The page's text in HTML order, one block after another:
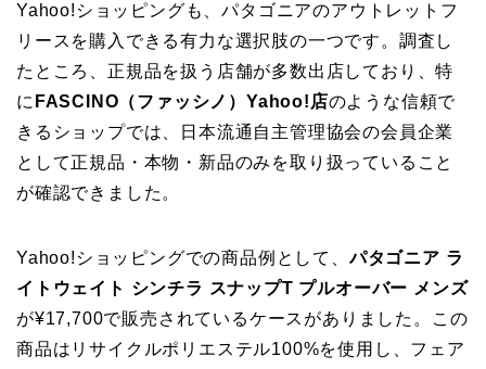
Yahoo!ショッピングも、パタゴニアのアウトレットフ
リースを購入できる有力な選択肢の一つです。調査し
たところ、正規品を扱う店舗が多数出店しており、特
に FASCINO（ファッシノ）Yahoo!店のような信頼で
きるショップでは、日本流通自主管理協会の会員企業
として正規品・本物・新品のみを取り扱っていること
が確認できました。
Yahoo!ショッピングでの商品例として、パタゴニア ラ
イトウェイト シンチラ スナップT プルオーバー メンズ
が¥17,700で販売されているケースがありました。この
商品はリサイクルポリエステル100%を使用し、フェア